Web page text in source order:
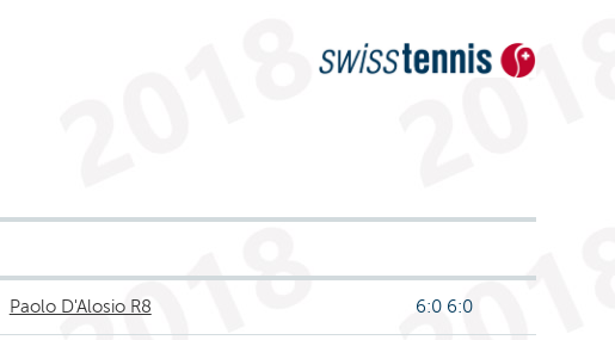
Paolo D'Alosio R8 6:0 6:0